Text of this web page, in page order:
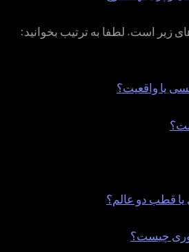
زیر است. لطفا به ترتیب بخوانید:
یا واقعیت؟
یا قطب دو عالم؟
چیست؟